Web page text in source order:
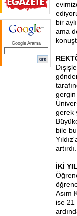
Google Arama
bir
ama
gergin
gerek
bile
artırdı.
İKİ
Asım
ise 21